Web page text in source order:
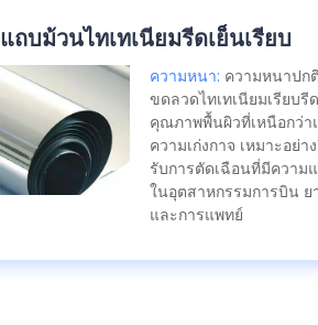
แถบม้วนไทเทเนียมรีดเย็นเรียบ
ความหนา: ความหนาปกติ
ขดลวดไทเทเนียมเรียบรี
คุณภาพพื้นผิวที่เหนือกว่า
ความเก่งกาจ เหมาะอย่า
รับการตัดเฉือนที่มีความ
ในอุตสาหกรรมการบิน
และการแพทย์